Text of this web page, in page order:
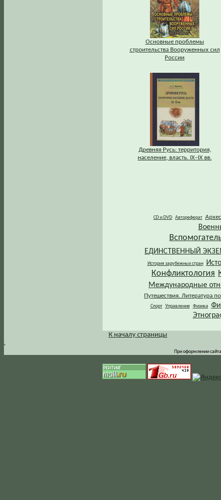
Основные проблемы
строительства Вооруженных сил
России
Древняя Русь: территория,
население, власть. IХ–IХ вв.
CD и DVD Автореферат
ЕДИНСТВЕННЫЙ
История зарубежных стран
Конфликтология
Международные
Путешествия. Литература
Спорт Управление Физика
.
К началу страницы
При оформлении